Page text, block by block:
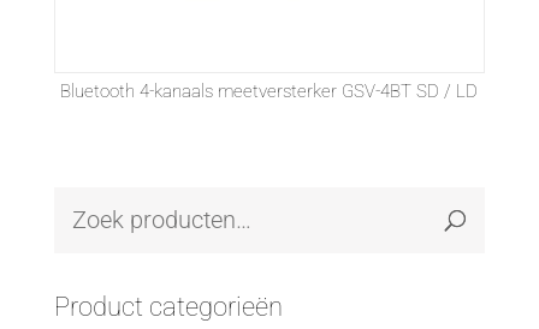
Bluetooth 4-kanaals meetversterker GSV-4BT SD / LD
Product categorieën